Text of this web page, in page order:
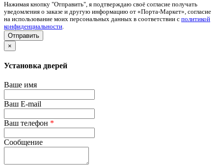
Нажимая кнопку "Отправить", я подтверждаю своё согласие получать
уведомления о заказе и другую информацию от «Порта-Маркет», согласие
на использование моих персональных данных в соответствии с политикой
конфиденциальности
×
Установка дверей
Ваше имя
Ваш E-mail
Ваш телефон *
Сообщение